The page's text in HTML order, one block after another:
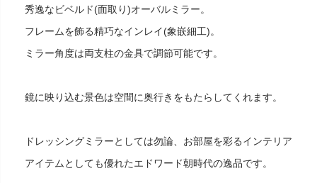
秀逸なビベルド(面取り)オーバルミラー。
フレームを飾る精巧なインレイ(象嵌細工)。
ミラー角度は両支柱の金具で調節可能です。
鏡に映り込む景色は空間に奥行きをもたらしてくれます。
ドレッシングミラーとしては勿論、お部屋を彩るインテリア
アイテムとしても優れたエドワード朝時代の逸品です。